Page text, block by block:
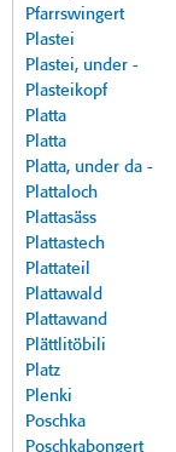
Pfarrswingert
Plastei
Plastei, under -
Plasteikopf
Platta
Platta
Platta, under da -
Plattaloch
Plattasäss
Plattastech
Plattateil
Plattawald
Plattawand
Plättlitöbili
Platz
Plenki
Poschka
Poschkabongert